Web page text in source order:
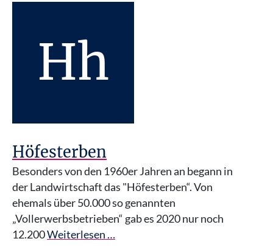
Hh
Höfesterben
Besonders von den 1960er Jahren an begann in
der Landwirtschaft das "Höfesterben“. Von
ehemals über 50.000 so genannten
„Vollerwerbsbetrieben“ gab es 2020 nur noch
12.200Weiterlesen …